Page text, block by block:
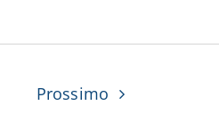
Prossimo